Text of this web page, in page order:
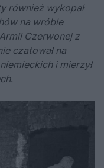
również wykopał
na wróble
Czerwonej z
czatował na
i mierzył
.